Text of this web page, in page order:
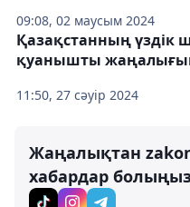
09:08, 02 маусым 2024
11:50, 27 сәуір 2024
Қазақстанның
қуанышты
Жаңалықтан
хабардар